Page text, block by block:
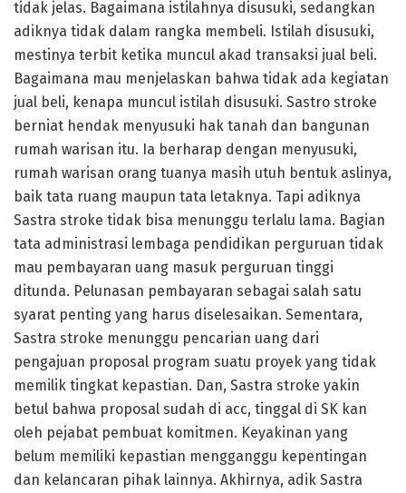
tidak jelas. Bagaimana istilahnya disusuki, sedangkan
adiknya tidak dalam rangka membeli. Istilah disusuki,
mestinya terbit ketika muncul akad transaksi jual beli.
Bagaimana mau menjelaskan bahwa tidak ada kegiatan
jual beli, kenapa muncul istilah disusuki. Sastro stroke
berniat hendak menyusuki hak tanah dan bangunan
rumah warisan itu. Ia berharap dengan menyusuki,
rumah warisan orang tuanya masih utuh bentuk aslinya,
baik tata ruang maupun tata letaknya. Tapi adiknya
Sastra stroke tidak bisa menunggu terlalu lama. Bagian
tata administrasi lembaga pendidikan perguruan tidak
mau pembayaran uang masuk perguruan tinggi
ditunda. Pelunasan pembayaran sebagai salah satu
syarat penting yang harus diselesaikan. Sementara,
Sastra stroke menunggu pencarian uang dari
pengajuan proposal program suatu proyek yang tidak
memilik tingkat kepastian. Dan, Sastra stroke yakin
betul bahwa proposal sudah di acc, tinggal di SK kan
oleh pejabat pembuat komitmen. Keyakinan yang
belum memiliki kepastian mengganggu kepentingan
dan kelancaran pihak lainnya. Akhirnya, adik Sastra